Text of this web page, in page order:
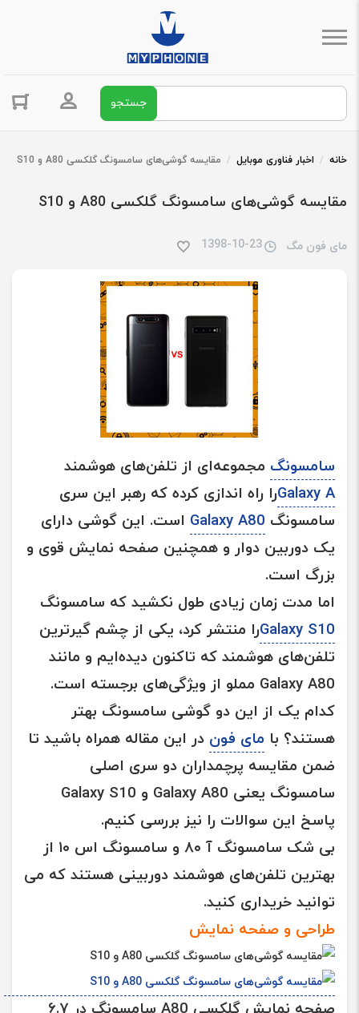
ورود /
خانه / اخبار فناوری موبایل / مقایسه گوشی‌های سامسونگ گلکسی A80 و S10
مقایسه گوشی‌های سامسونگ گلکسی A80 و S10
مای فون مگ 1398-10-23
سامسونگ مجموعه‌ای از تلفن‌های هوشمند
Galaxy Aرا راه اندازی کرده که رهبر این سری
سامسونگ Galaxy A80 است. این گوشی دارای
یک دوربین دوار و همچنین صفحه نمایش قوی و
بزرگ است.
اما مدت زمان زیادی طول نکشید که سامسونگ
Galaxy S10را منتشر کرد، یکی از چشم گیرترین
تلفن‌های هوشمند که تاکنون دیده‌ایم و مانند
Galaxy A80 مملو از ویژگی‌های برجسته است.
کدام یک از این دو گوشی سامسونگ بهتر
هستند؟ با مای فون در این مقاله همراه باشید تا
ضمن مقایسه پرچمداران دو سری اصلی
سامسونگ یعنی Galaxy A80 و Galaxy S10
پاسخ این سوالات را نیز بررسی کنیم.
بی شک سامسونگ آ ۸۰ و سامسونگ اس ۱۰
از
بهترین تلفن‌های هوشمند دوربینی هستند که می
توانید خریداری کنید.
طراحی و صفحه نمایش